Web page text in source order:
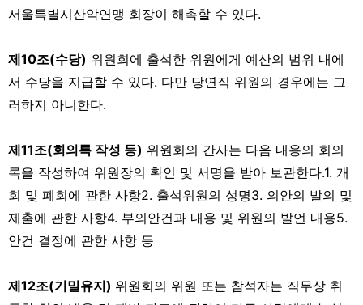
서울특별시산악연맹 회장이 해촉할 수 있다.
제10조(수당) 위원회에 출석한 위원에게 예산의 범위 내에
서 수당을 지급할 수 있다. 다만 당연직 위원의 경우에는 그
러하지 아니한다.
제11조(회의록 작성 등) 위원회의 간사는 다음 내용의 회의
록을 작성하여 위원장의 확인 및 서명을 받아 보관한다.1. 개
회 및 폐회에 관한 사항2. 출석위원의 성명3. 의안의 발의 및
제출에 관한 사항4. 부의안건과 내용 및 위원의 발언 내용5.
안건 결정에 관한 사항 등
제12조(기밀유지) 위원회의 위원 또는 참석자는 직무상 취